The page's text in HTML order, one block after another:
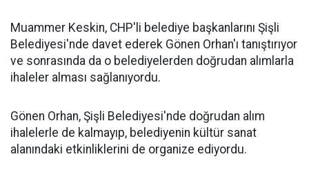
Muammer Keskin, CHP'li belediye başkanlarını Şişli
Belediyesi'nde davet ederek Gönen Orhan'ı tanıştırıyor
ve sonrasında da o belediyelerden doğrudan alımlarla
ihaleler alması sağlanıyordu.
Gönen Orhan, Şişli Belediyesi'nde doğrudan alım
ihalelerle de kalmayıp, belediyenin kültür sanat
alanındaki etkinliklerini de organize ediyordu.